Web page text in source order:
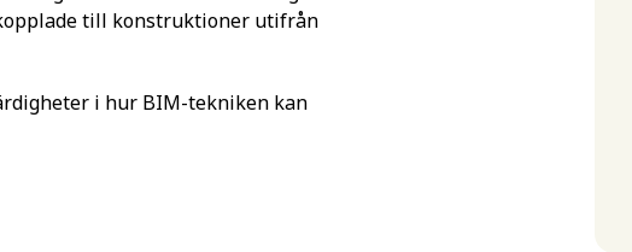
till konstruktioner utifrån
i hur BIM-tekniken kan